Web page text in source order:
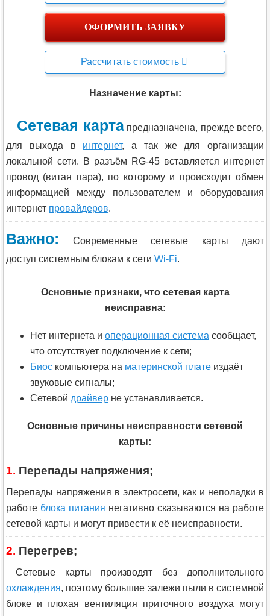
ОФОРМИТЬ ЗАЯВКУ
Рассчитать стоимость
Назначение карты:
Сетевая картапредназначена, прежде всего,
для выхода в интернет, а так же для организации
локальной сети. В разъём RG-45 вставляется интернет
провод (витая пара), по которому и происходит обмен
информацией между пользователем и оборудования
интернет провайдеров.
Важно:
Современные сетевые карты дают
доступ системным блокам к сети Wi-Fi.
Основные признаки, что сетевая карта
неисправна:
Нет интернета и операционная система сообщает,
что отсутствует подключение к сети;
Биос компьютера на материнской плате издаёт
звуковые сигналы;
Сетевой драйвер не устанавливается.
Основные причины неисправности сетевой
карты:
1. Перепады напряжения;
Перепады напряжения в электросети, как и неполадки в
работе блока питания негативно сказываются на работе
сетевой карты и могут привести к её неисправности.
2. Перегрев;
Сетевые карты производят без дополнительного
охлаждения, поэтому большие залежи пыли в системной
блоке и плохая вентиляция приточного воздуха могут